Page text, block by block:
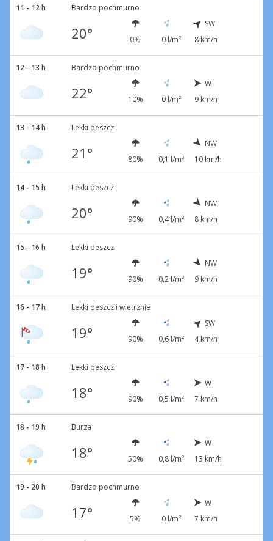
11 - 12 h Bardzo pochmurno
20° 0% 0 l/m²
SW
8 km/h
12 - 13 h Bardzo pochmurno
22° 10% 0 l/m²
W
9 km/h
13 - 14 h Lekki deszcz
21° 80% 0,1 l/m²
NW
10 km/h
14 - 15 h Lekki deszcz
20° 90% 0,4 l/m²
NW
8 km/h
15 - 16 h Lekki deszcz
19° 90% 0,2 l/m²
NW
9 km/h
16 - 17 h Lekki deszcz i wietrznie
19° 90% 0,6 l/m²
SW
4 km/h
17 - 18 h Lekki deszcz
18° 90% 0,5 l/m²
W
7 km/h
18 - 19 h Burza
18° 50% 0,8 l/m²
W
13 km/h
19 - 20 h Bardzo pochmurno
17° 5% 0 l/m²
W
7 km/h